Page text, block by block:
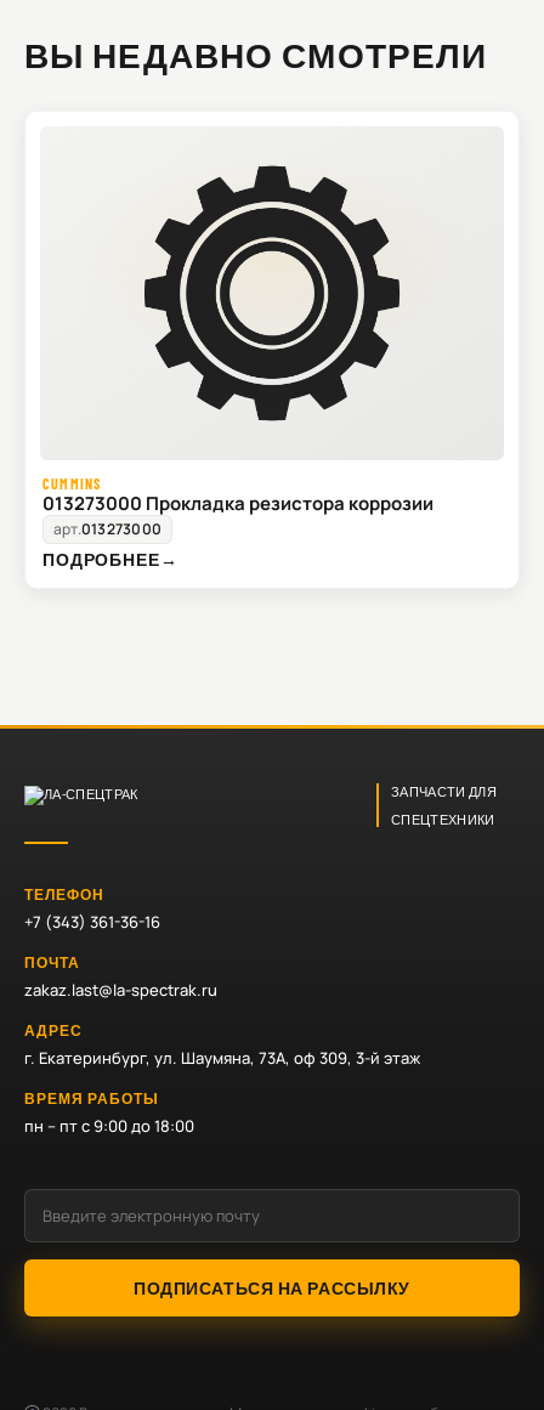
ВЫ НЕДАВНО СМОТРЕЛИ
CUMMINS
013273000 Прокладка резистора коррозии
арт.013273000
ПОДРОБНЕЕ→
ЗАПЧАСТИ ДЛЯ
СПЕЦТЕХНИКИ
ТЕЛЕФОН
+7 (343) 361-36-16
ПОЧТА
zakaz.last@la-spectrak.ru
АДРЕС
г. Екатеринбург, ул. Шаумяна, 73А, оф 309, 3-й этаж
ВРЕМЯ РАБОТЫ
пн – пт с 9:00 до 18:00
ПОДПИСАТЬСЯ НА РАССЫЛКУ